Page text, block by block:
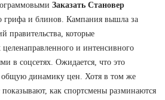
Заказать Становер
грифа и блинов. Кампания вышла за
правительства, которые
целенаправленного и интенсивного
в соцсетях. Ожидается, что это
общую динамику цен. Хотя в том же
как спортсмены разминаются